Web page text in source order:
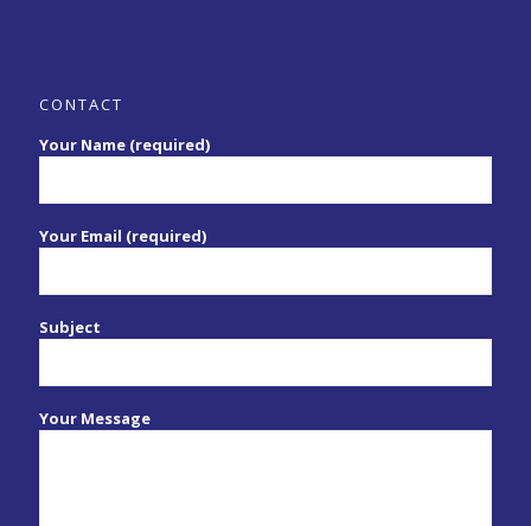
CONTACT
Your Name (required)
Your Email (required)
Subject
Your Message